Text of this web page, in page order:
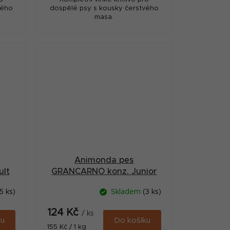
dospělé psy s kousky čerstvého
masa.
ks)
Animonda pes
GRANCARNO konz. Junior
Skladem (3 ks)
124 Kč / ks
Měrná
155 Kč / 1 kg
Do košíku